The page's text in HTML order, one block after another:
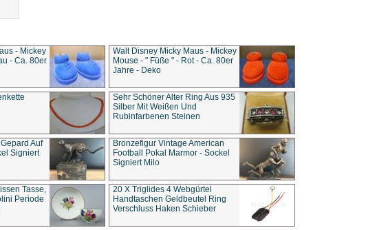
- Mickey
- Ca. 80er
Walt Disney Micky Maus - Mickey
Mouse - " Füße " - Rot - Ca. 80er
Jahre - Deko
Sehr Schöner Alter Ring Aus 935
Silber Mit Weißen Und
Rubinfarbenen Steinen
Auf
Signiert
Bronzefigur Vintage American
Football Pokal Marmor - Sockel
Signiert Milo
Tasse,
Periode
20 X Triglides 4 Webgürtel
Handtaschen Geldbeutel Ring
Verschluss Haken Schieber